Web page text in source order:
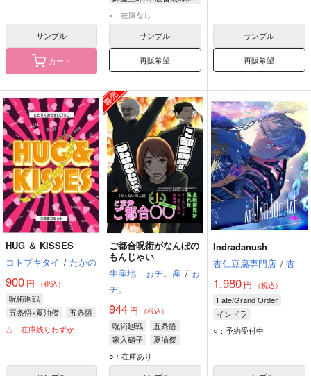
サンプル
カート
不破雷蔵
×：在庫なし
サンプル
再販希望
サンプル
再販希望
HUG ＆ KISSES
コトブキタイ / たかの
900 円 （税込）
呪術廻戦
五条悟×夏油傑
五条悟
夏油傑
△：在庫残りわずか
ご都合呪術がなんぼの
もんじゃい
生産地 ぉヂ。産 / ぉ
ヂ。
944 円 （税込）
呪術廻戦
五条悟
家入硝子
夏油傑
○：在庫あり
Indradanush
杏仁豆腐専門店 / 杏
1,980円 （税込）
Fate/Grand Order
インドラ
○：予約受付中